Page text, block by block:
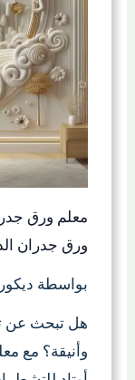
ورق جدران
بواسطة
هل تبحث عن
وأنيقة؟ مع